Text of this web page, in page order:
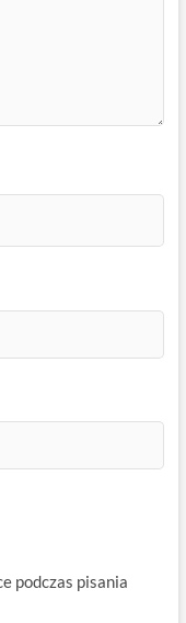
podczas pisania